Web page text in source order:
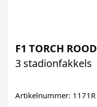
F1 TORCH ROOD
3 stadionfakkels
Artikelnummer: 1171R